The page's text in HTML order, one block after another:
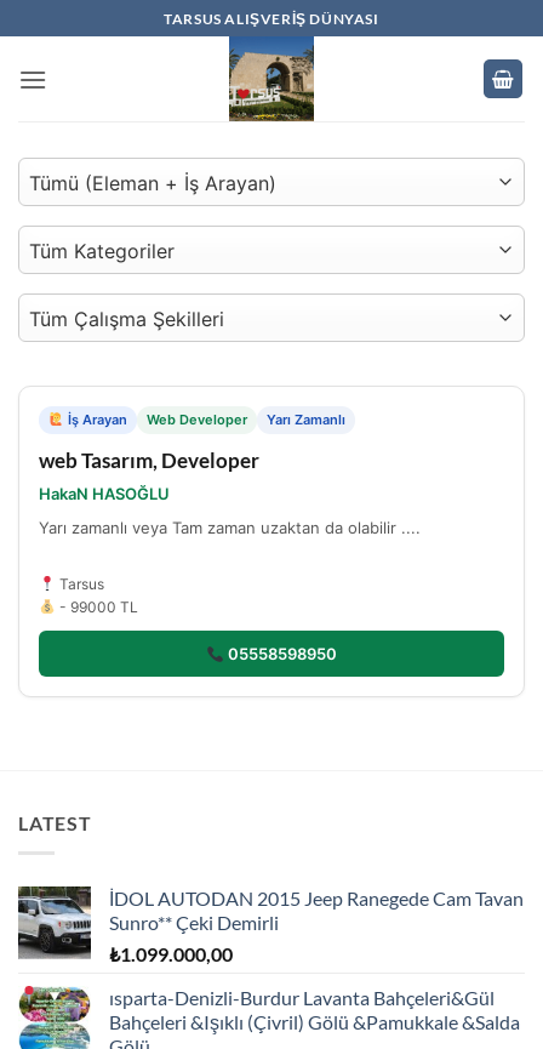
atla
TARSUS ALIŞVERIŞ DÜNYASI
İş Arayan Web Developer Yarı Zamanlı
web Tasarım, Developer
HakaN HASOĞLU
Yarı zamanlı veya Tam zaman uzaktan da olabilir ....
Tarsus
- 99000 TL
05558598950
LATEST
İDOL AUTODAN 2015 Jeep Ranegede Cam Tavan
Sunro** Çeki Demirli
₺1.099.000,00
ısparta-Denizli-Burdur Lavanta Bahçeleri&Gül
Bahçeleri &Işıklı (Çivril) Gölü &Pamukkale &Salda